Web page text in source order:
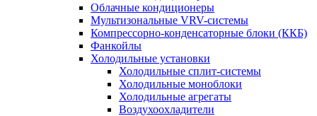
Облачные кондиционеры
Мультизональные VRV-системы
Компрессорно-конденсаторные блоки (ККБ)
Фанкойлы
Холодильные установки
Холодильные сплит-системы
Холодильные моноблоки
Холодильные агрегаты
Воздухоохладители